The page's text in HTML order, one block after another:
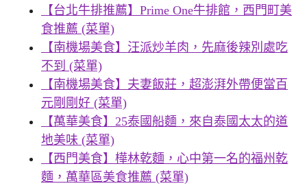
【台北牛排推薦】Prime One牛排館，西門町美
食推薦 (菜單)
【南機場美食】汪派炒羊肉，先麻後辣別處吃
不到 (菜單)
【南機場美食】夫妻飯莊，超澎湃外帶便當百
元剛剛好 (菜單)
【萬華美食】25泰國船麵，來自泰國太太的道
地美味 (菜單)
【西門美食】樺林乾麵，心中第一名的福州乾
麵，萬華區美食推薦 (菜單)